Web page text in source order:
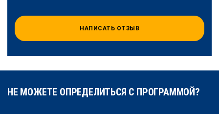
НАПИСАТЬ ОТЗЫВ
НЕ МОЖЕТЕ ОПРЕДЕЛИТЬСЯ С ПРОГРАММОЙ?